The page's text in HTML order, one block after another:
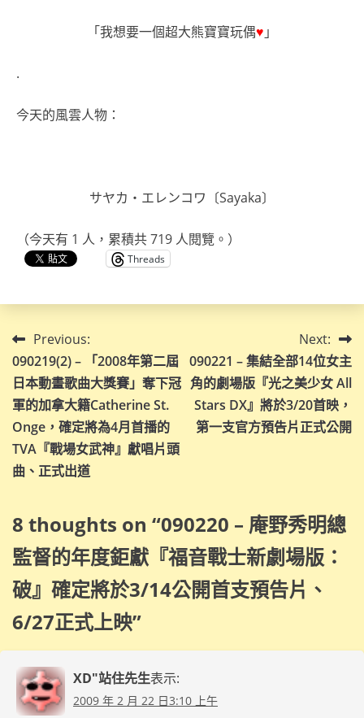
「我想要一個超大熊寶寶玩偶♥ 」
.
今天的風雲人物：
サヤカ・エレンコワ〔Sayaka〕
（今天有 1 人，累積共 719 人閱覽。）
Threads
文
章
導
覽
Previous:
090219(2) – 「2008年第二屆
日本動畫歌曲大獎賽」奪下冠
軍的加拿大籍Catherine St.
Onge，確定將為4月首播的
TVA『戰場女武神』獻唱片頭
曲、正式出道
Next:
090221 – 集結全部14位女主
角的劇場版『光之美少女 All
Stars DX』將於3/20首映，
第一支官方預告片正式公開
8 thoughts on “090220 – 庵野秀明總
監督的年度鉅獻『福音戰士新劇場版：
破』確定將於3/14公開首支預告片、
6/27正式上映”
XD"站住先生表示:
2009 年 2 月 22 日3:10 上午